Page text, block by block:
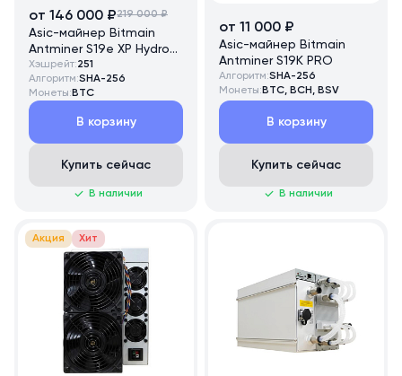
от 146 000 ₽219 000 ₽
Asic-майнер Bitmain
Antminer S19e XP Hydro
251 TH/s
Хэшрейт:251
Алгоритм:SHA-256
Монеты: BTC
В корзину
Купить сейчас
В наличии
от 11 000 ₽
Asic-майнер Bitmain
Antminer S19K PRO
Алгоритм:SHA-256
Монеты: BTC, BCH, BSV
В корзину
Купить сейчас
В наличии
Акция Хит